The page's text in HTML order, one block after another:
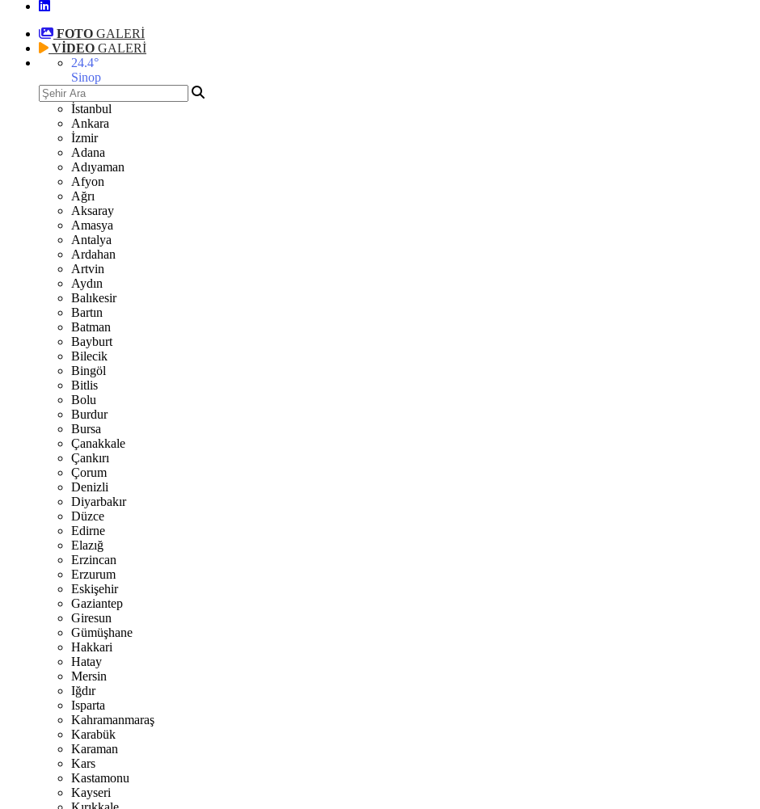
FOTO GALERİ
VİDEO GALERİ
24.4°
Sinop
İstanbul
Ankara
İzmir
Adana
Adıyaman
Afyon
Ağrı
Aksaray
Amasya
Antalya
Ardahan
Artvin
Aydın
Balıkesir
Bartın
Batman
Bayburt
Bilecik
Bingöl
Bitlis
Bolu
Burdur
Bursa
Çanakkale
Çankırı
Çorum
Denizli
Diyarbakır
Düzce
Edirne
Elazığ
Erzincan
Erzurum
Eskişehir
Gaziantep
Giresun
Gümüşhane
Hakkari
Hatay
Mersin
Iğdır
Isparta
Kahramanmaraş
Karabük
Karaman
Kars
Kastamonu
Kayseri